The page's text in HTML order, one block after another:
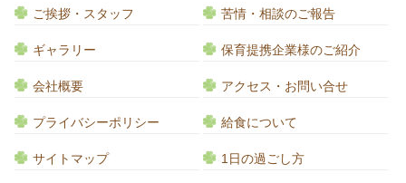
ご挨拶・スタッフ 苦情・相談のご報告
ギャラリー 保育提携企業様のご紹介
会社概要 アクセス・お問い合せ
プライバシーポリシー 給食について
サイトマップ 1日の過ごし方